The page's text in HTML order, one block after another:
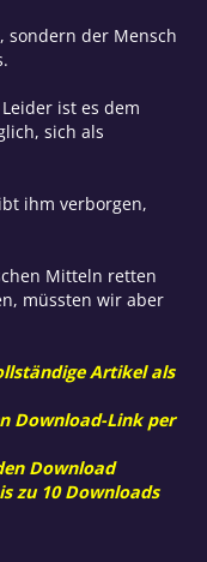
sondern der Mensch
ist es dem
sich als
ihm verborgen,
Mitteln retten
müssten wir aber
Artikel als
Download-Link per
Download
zu 10 Downloads